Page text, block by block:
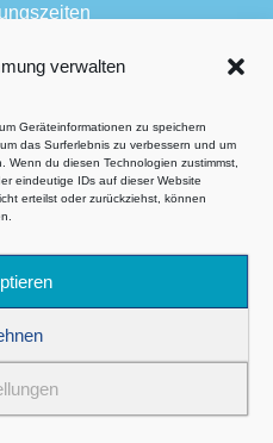
verwalten
Geräteinformationen zu speichern
das Surferlebnis zu verbessern und um
Wenn du diesen Technologien zustimmst,
eindeutige IDs auf dieser Website
erteilst oder zurückziehst, können
Uhr
– Ski Klante